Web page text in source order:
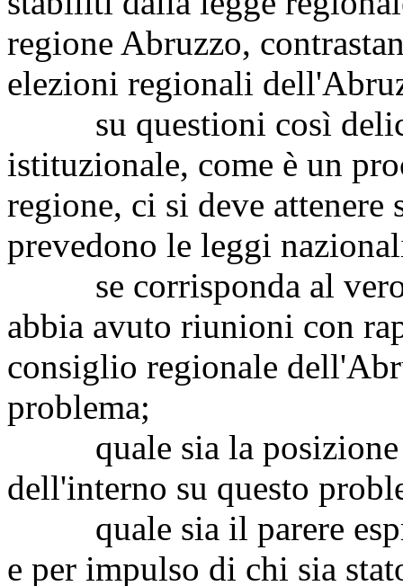
regione Abruzzo,
elezioni regionali
su questioni così
istituzionale, come è un
regione, ci si deve attenere
prevedono le leggi
se corrisponda al vero
abbia avuto riunioni con
consiglio regionale
problema;
quale sia la posizione
dell'interno su questo
quale sia il parere
e per impulso di chi sia